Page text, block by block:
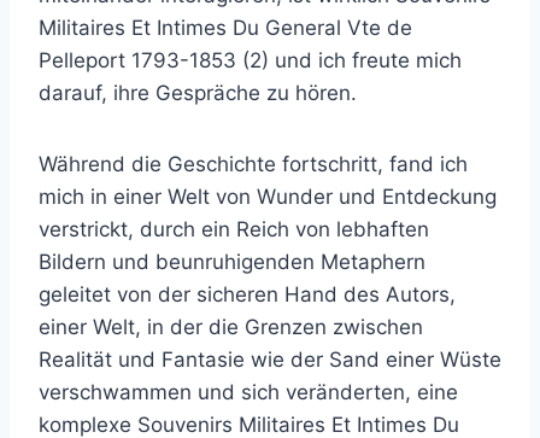
Militaires Et Intimes Du General Vte de
Pelleport 1793-1853 (2) und ich freute mich
darauf, ihre Gespräche zu hören.
Während die Geschichte fortschritt, fand ich
mich in einer Welt von Wunder und Entdeckung
verstrickt, durch ein Reich von lebhaften
Bildern und beunruhigenden Metaphern
geleitet von der sicheren Hand des Autors,
einer Welt, in der die Grenzen zwischen
Realität und Fantasie wie der Sand einer Wüste
verschwammen und sich veränderten, eine
komplexe Souvenirs Militaires Et Intimes Du